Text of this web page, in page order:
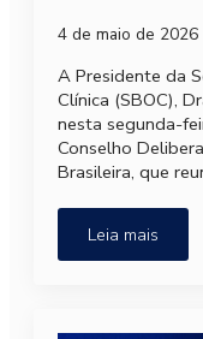
4 de maio de 2026
A Presidente da
Clínica (SBOC),
nesta segunda-
Conselho
Brasileira, que
Leia mais